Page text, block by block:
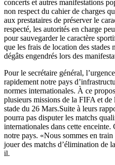
concerts et autres manifestations
non respect du cahier de charges
aux prestataires de préserver le
respecté, les autorités en charge
pour sauvegarder le caractère
que les frais de location des stades
dégâts engendrés lors des
Pour le secrétaire général,
rapidement notre pays
normes internationales. À ce
plusieurs missions de la FIFA et
stade du 26 Mars.Suite à leurs
pourra pas disputer les matchs
internationales dans cette
notre pays. «Nous sommes en
jouer des matchs d’élimination de
il.